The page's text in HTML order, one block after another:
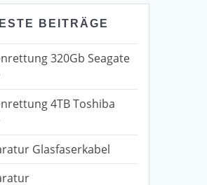
BEITRÄGE
320Gb Seagate
4TB Toshiba
Glasfaserkabel